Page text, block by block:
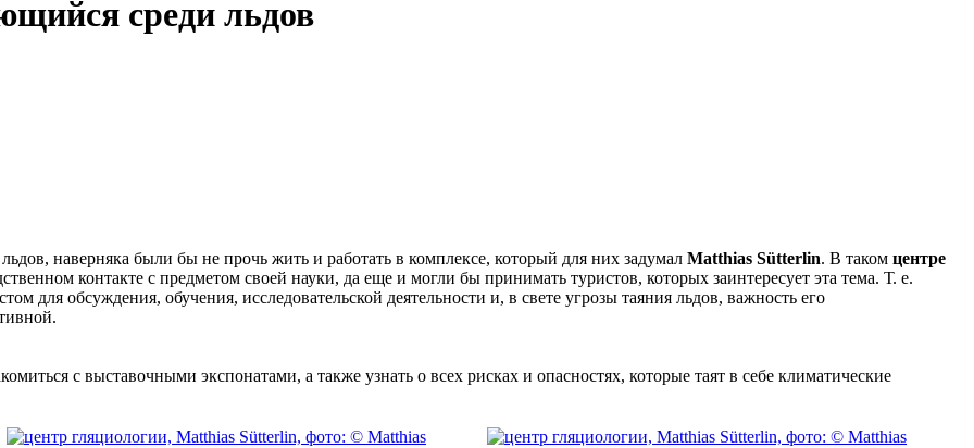
среди льдов
наверняка были бы не прочь жить и работать в комплексе, который для них задумал Matthias Sütterlin. В таком центре
контакте с предметом своей науки, да еще и могли бы принимать туристов, которых заинтересует эта тема. Т. е.
для обсуждения, обучения, исследовательской деятельности и, в свете угрозы таяния льдов, важность его
с выставочными экспонатами, а также узнать о всех рисках и опасностях, которые таят в себе климатические